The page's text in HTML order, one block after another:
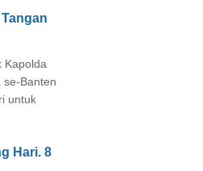
Kapolda
se-Banten
untuk
Hari. 8